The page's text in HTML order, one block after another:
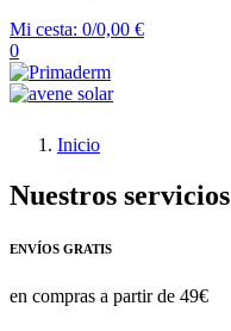
Mi cesta: 0/0,00 €
0
Inicio
Nuestros servicios
ENVÍOS GRATIS
en compras a partir de 49€